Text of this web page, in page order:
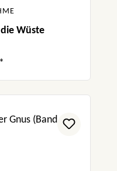
Wüste